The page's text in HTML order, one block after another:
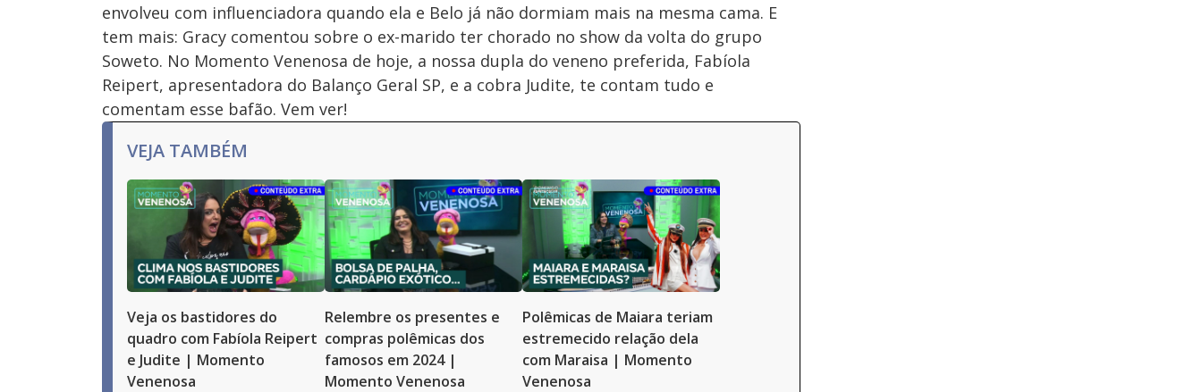
envolveu com influenciadora quando ela e Belo já não dormiam mais na mesma cama. E
tem mais: Gracy comentou sobre o ex-marido ter chorado no show da volta do grupo
Soweto. No Momento Venenosa de hoje, a nossa dupla do veneno preferida, Fabíola
Reipert, apresentadora do Balanço Geral SP, e a cobra Judite, te contam tudo e
comentam esse bafão. Vem ver!
VEJA TAMBÉM
Veja os bastidores do
quadro com Fabíola Reipert
e Judite | Momento
Venenosa
Relembre os presentes e
compras polêmicas dos
famosos em 2024 |
Momento Venenosa
Polêmicas de Maiara teriam
estremecido relação dela
com Maraisa | Momento
Venenosa